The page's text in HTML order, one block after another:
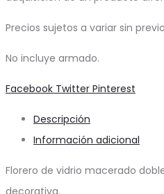
Precios sujetos a variar sin
No incluye armado.
Share
Facebook Twitter Pinterest
Descripción
Información adicional
Florero de vidrio macerado
decorativa.